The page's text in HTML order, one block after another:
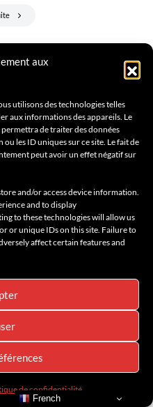
aux
utilisons des technologies telles
aux informations des appareils. Le
de traiter des données
les ID uniques sur ce site. Le fait de
peut avoir un effet négatif sur
and/or access device information.
and to display
to these technologies will allow us
or unique IDs on this site. Failure to
affect certain features and
de confidentialité
BREAKING NEWS
& HAUTE HORLOGERIE
Seamaster Diver
et Bordeaux
2025
French